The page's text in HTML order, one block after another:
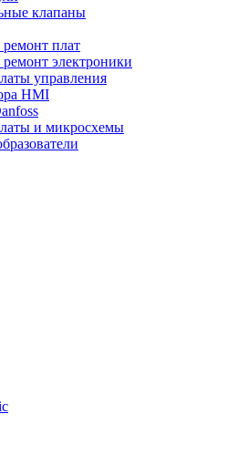
клапаны
плат
электроники
управления
HMI
и микросхемы